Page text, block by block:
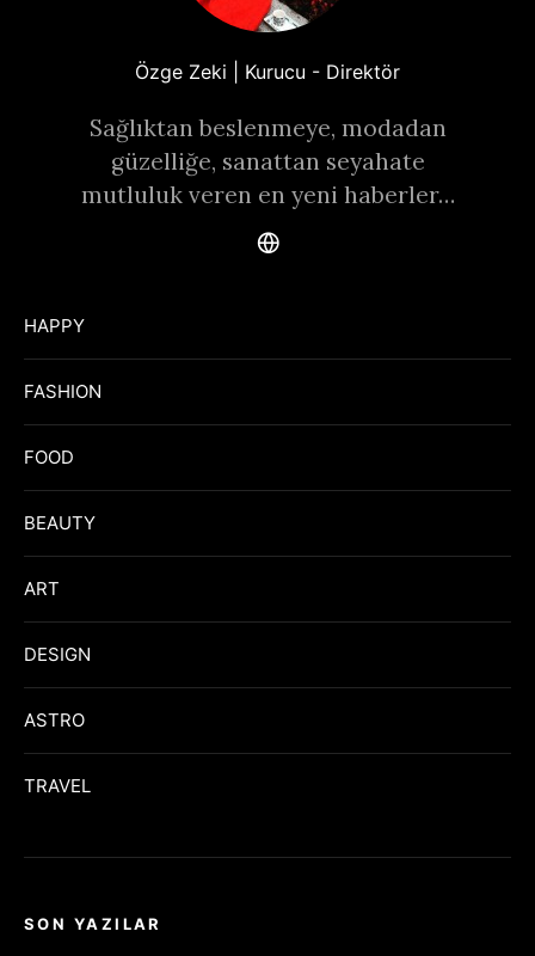
Özge Zeki | Kurucu - Direktör
Sağlıktan beslenmeye, modadan
güzelliğe, sanattan seyahate
mutluluk veren en yeni haberler…
HAPPY
FASHION
FOOD
BEAUTY
ART
DESIGN
ASTRO
TRAVEL
SON YAZILAR